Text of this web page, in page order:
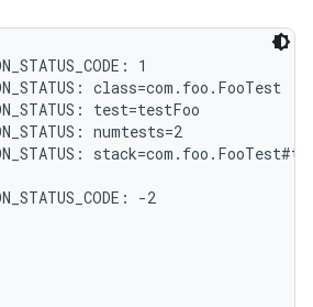
1
class=com.foo.FooTest
test=testFoo
numtests=2
-2